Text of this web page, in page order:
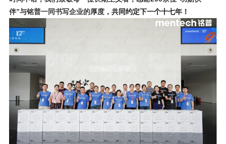
伴”与铭普一同书写企业的厚度，共同约定下一个十七年！